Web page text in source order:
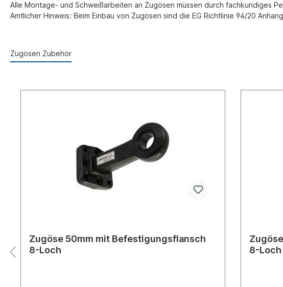
Alle Montage- und Schweißarbeiten an Zugösen müssen durch fachkundiges
Amtlicher Hinweis: Beim Einbau von Zugösen sind die EG Richtlinie 94/20
Zugösen Zubehör
Zugöse 50mm mit Befestigungsflansch
8-Loch
8-Loch